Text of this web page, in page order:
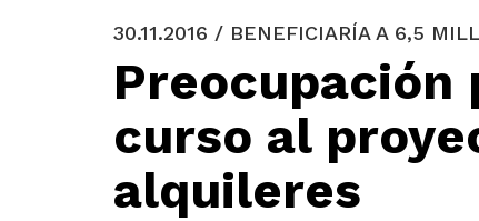
30.11.2016 / BENEFICIARÍA A 6,5
Preocupación
curso al
alquileres